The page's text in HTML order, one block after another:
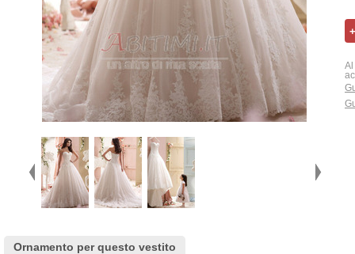
Al
Ornamento per questo vestito